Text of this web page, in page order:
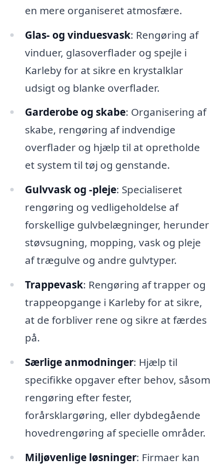
en mere organiseret atmosfære.
Glas- og vinduesvask: Rengøring af
vinduer, glasoverflader og spejle i
Karleby for at sikre en krystalklar
udsigt og blanke overflader.
Garderobe og skabe: Organisering af
skabe, rengøring af indvendige
overflader og hjælp til at opretholde
et system til tøj og genstande.
Gulvvask og -pleje: Specialiseret
rengøring og vedligeholdelse af
forskellige gulvbelægninger, herunder
støvsugning, mopping, vask og pleje
af trægulve og andre gulvtyper.
Trappevask: Rengøring af trapper og
trappeopgange i Karleby for at sikre,
at de forbliver rene og sikre at færdes
på.
Særlige anmodninger: Hjælp til
specifikke opgaver efter behov, såsom
rengøring efter fester,
forårsklargøring, eller dybdegående
hovedrengøring af specielle områder.
Miljøvenlige løsninger: Firmaer kan